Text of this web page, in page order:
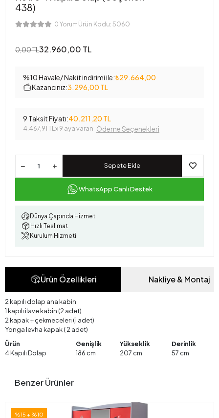
438)
0 Yorum Ürün Kodu: 5060
0,00 TL32.960,00 TL
%10 Havale/ Nakit indirimi ile:₺29.664,00
Kazancınız:3.296,00 TL
9 Taksit Fiyatı:40.211,20 TL
4.467,91 TL x 9 aya varan Ödeme Seçenekleri
Sepete Ekle
WhatsApp Canlı Destek
Dünya Çapında Hizmet
Hızlı Teslimat
Kurulum Hizmeti
Ürün Özellikleri Nakliye & Montaj
2 kapılı dolap ana kabin
1 kapılı ilave kabin (2 adet)
2 kapak + çekmeceleri (1 adet)
Yonga levha kapak ( 2 adet)
Ürün
Genişlik Yükseklik
Derinlik
4 Kapılı Dolap
186 cm 207 cm 57 cm
Benzer Ürünler
%15 + %10